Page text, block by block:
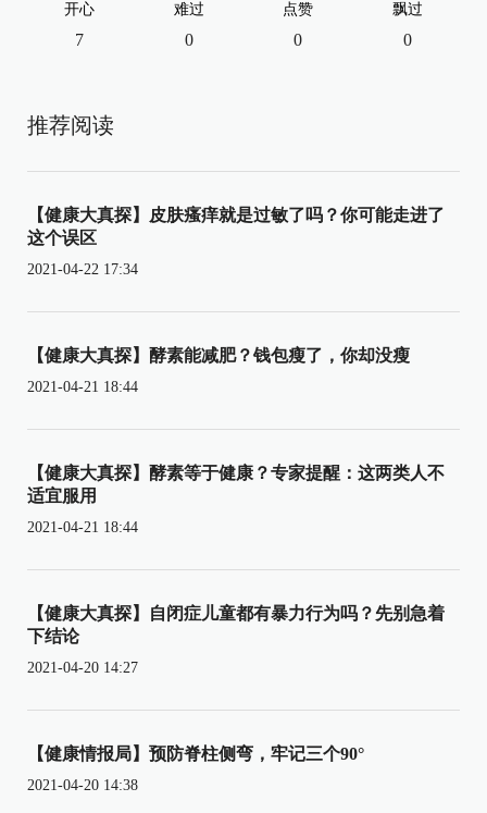
开心
7
难过
0
点赞
0
飘过
0
推荐阅读
【健康大真探】皮肤瘙痒就是过敏了吗？你可能走进了
这个误区
2021-04-22 17:34
【健康大真探】酵素能减肥？钱包瘦了，你却没瘦
2021-04-21 18:44
【健康大真探】酵素等于健康？专家提醒：这两类人不
适宜服用
2021-04-21 18:44
【健康大真探】自闭症儿童都有暴力行为吗？先别急着
下结论
2021-04-20 14:27
【健康情报局】预防脊柱侧弯，牢记三个90°
2021-04-20 14:38